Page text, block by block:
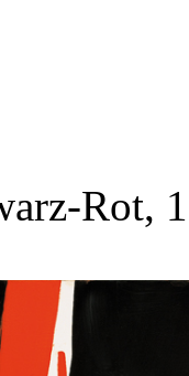
Rot,